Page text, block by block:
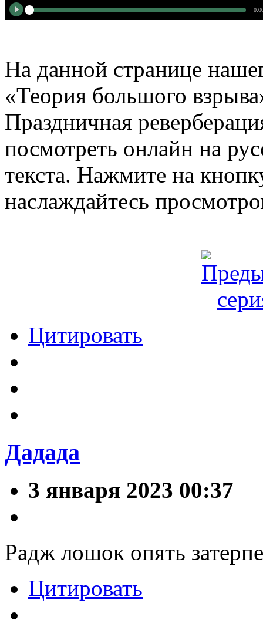
На данной странице
«Теория большого
Праздничная
посмотреть онлайн на
текста. Нажмите на
наслаждайтесь
Цитировать
Дадада
3 января 2023 00:37
Радж лошок опять
Цитировать